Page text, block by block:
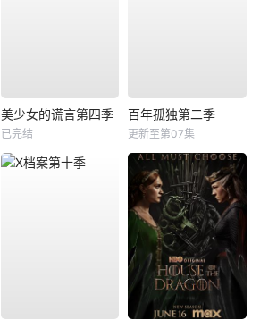
美少女的谎言第四季
已完结
百年孤独第二季
更新至第07集